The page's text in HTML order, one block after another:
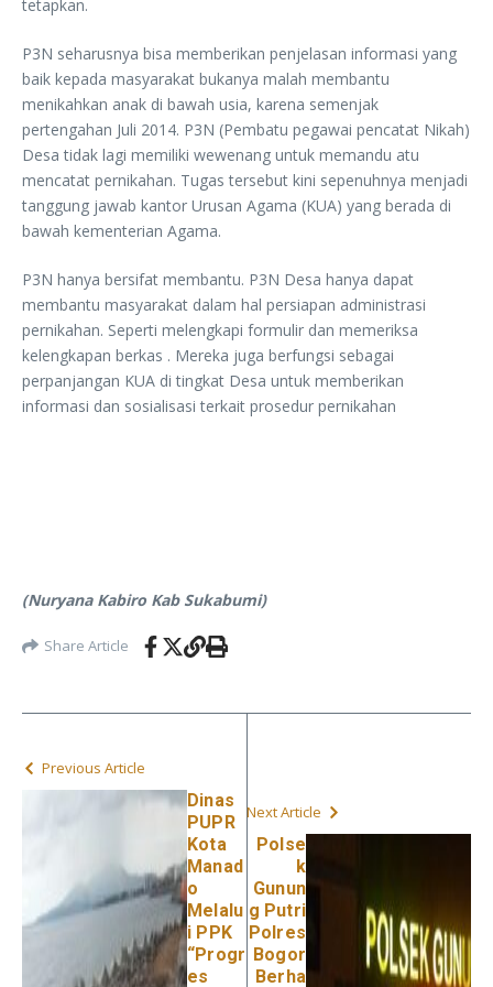
tetapkan.
P3N seharusnya bisa memberikan penjelasan informasi yang
baik kepada masyarakat bukanya malah membantu
menikahkan anak di bawah usia, karena semenjak
pertengahan Juli 2014. P3N (Pembatu pegawai pencatat Nikah)
Desa tidak lagi memiliki wewenang untuk memandu atu
mencatat pernikahan. Tugas tersebut kini sepenuhnya menjadi
tanggung jawab kantor Urusan Agama (KUA) yang berada di
bawah kementerian Agama.
P3N hanya bersifat membantu. P3N Desa hanya dapat
membantu masyarakat dalam hal persiapan administrasi
pernikahan. Seperti melengkapi formulir dan memeriksa
kelengkapan berkas . Mereka juga berfungsi sebagai
perpanjangan KUA di tingkat Desa untuk memberikan
informasi dan sosialisasi terkait prosedur pernikahan
(Nuryana Kabiro Kab Sukabumi)
Share Article
Previous Article
Dinas
PUPR
Kota
Manad
o
Melalu
i PPK
“Progr
es
Next Article
Polse
k
Gunun
g Putri
Polres
Bogor
Berha